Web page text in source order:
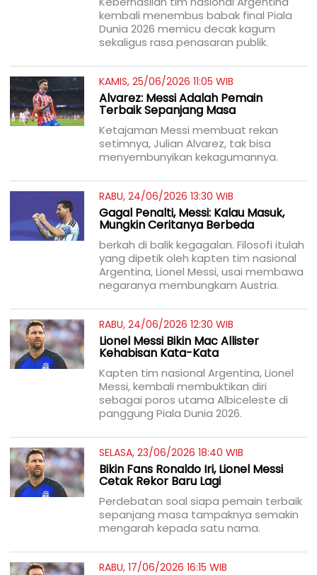
kembali menembus babak final Piala
Dunia 2026 memicu decak kagum
sekaligus rasa penasaran publik.
KAMIS, 25/06/2026 11:05 WIB
Alvarez: Messi Adalah Pemain
Terbaik Sepanjang Masa
Ketajaman Messi membuat rekan
setimnya, Julian Alvarez, tak bisa
menyembunyikan kekagumannya.
RABU, 24/06/2026 13:30 WIB
Gagal Penalti, Messi: Kalau Masuk,
Mungkin Ceritanya Berbeda
berkah di balik kegagalan. Filosofi itulah
yang dipetik oleh kapten tim nasional
Argentina, Lionel Messi, usai membawa
negaranya membungkam Austria.
RABU, 24/06/2026 12:30 WIB
Lionel Messi Bikin Mac Allister
Kehabisan Kata-Kata
Kapten tim nasional Argentina, Lionel
Messi, kembali membuktikan diri
sebagai poros utama Albiceleste di
panggung Piala Dunia 2026.
SELASA, 23/06/2026 18:40 WIB
Bikin Fans Ronaldo Iri, Lionel Messi
Cetak Rekor Baru Lagi
Perdebatan soal siapa pemain terbaik
sepanjang masa tampaknya semakin
mengarah kepada satu nama.
RABU, 17/06/2026 16:15 WIB